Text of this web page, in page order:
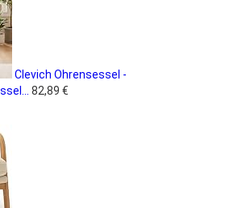
Clevich Ohrensessel -
82,89 €